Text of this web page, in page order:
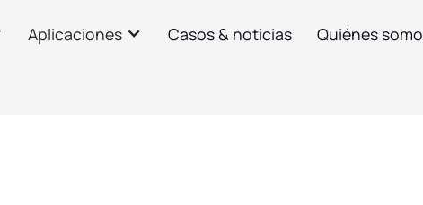
Aplicaciones Casos & noticias Quiénes